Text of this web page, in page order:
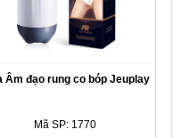
Âm đạo rung co bóp Jeuplay
Mã SP: 1770